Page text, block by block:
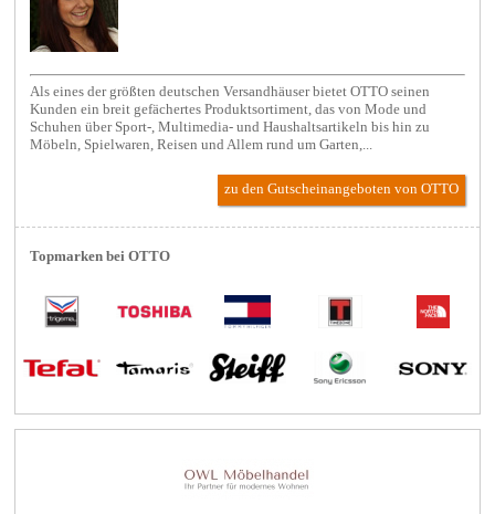
Als eines der größten deutschen Versandhäuser bietet OTTO seinen
Kunden ein breit gefächertes Produktsortiment, das von Mode und
Schuhen über Sport-, Multimedia- und Haushaltsartikeln bis hin zu
Möbeln, Spielwaren, Reisen und Allem rund um Garten,...
zu den Gutscheinangeboten von OTTO
Topmarken bei OTTO